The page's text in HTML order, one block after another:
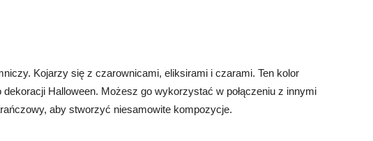
Kojarzy się z czarownicami, eliksirami i czarami. Ten kolor
Halloween. Możesz go wykorzystać w połączeniu z innymi
aby stworzyć niesamowite kompozycje.